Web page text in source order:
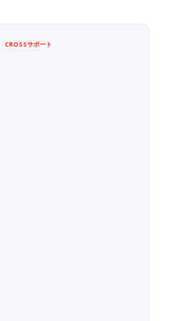
CROSSサポート